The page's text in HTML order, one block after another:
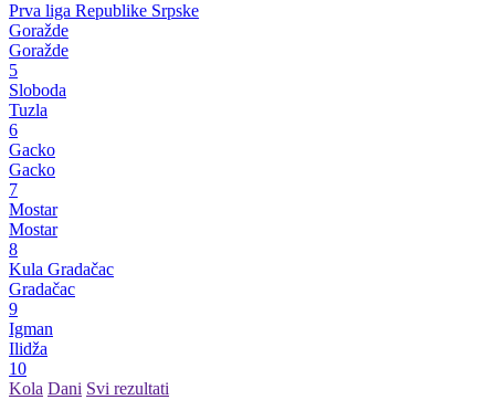
Prva liga Republike Srpske
Goražde
Goražde
5
Sloboda
Tuzla
6
Gacko
Gacko
7
Mostar
Mostar
8
Kula Gradačac
Gradačac
9
Igman
Ilidža
10
Kola Dani Svi rezultati